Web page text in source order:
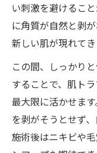
い刺激を避けるこ
に角質が自然と剥
新しい肌が現れてき
この間、しっかり
することで、肌ト
最大限に活かせま
を剥がそうとせず
施術後はニキビや